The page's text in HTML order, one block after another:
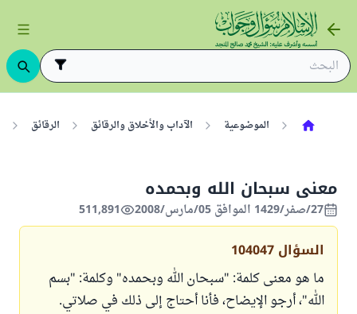
الموضوعية الآداب والأخلاق والرقائق الرقائق
معنى سبحان الله وبحمده
27/صفر/1429 الموافق 05/مارس/2008 511,891
السؤال 104047
ما هو معنى كلمة: "سبحان الله وبحمده" وكلمة: "بسم
الله"، أرجو الإيضاح، فأنا أحتاج إلى ذلك في صلاتي.